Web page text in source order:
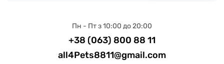
Пн - Пт з 10:00 до 20:00
+38 (063) 800 88 11
all4Pets8811@gmail.com